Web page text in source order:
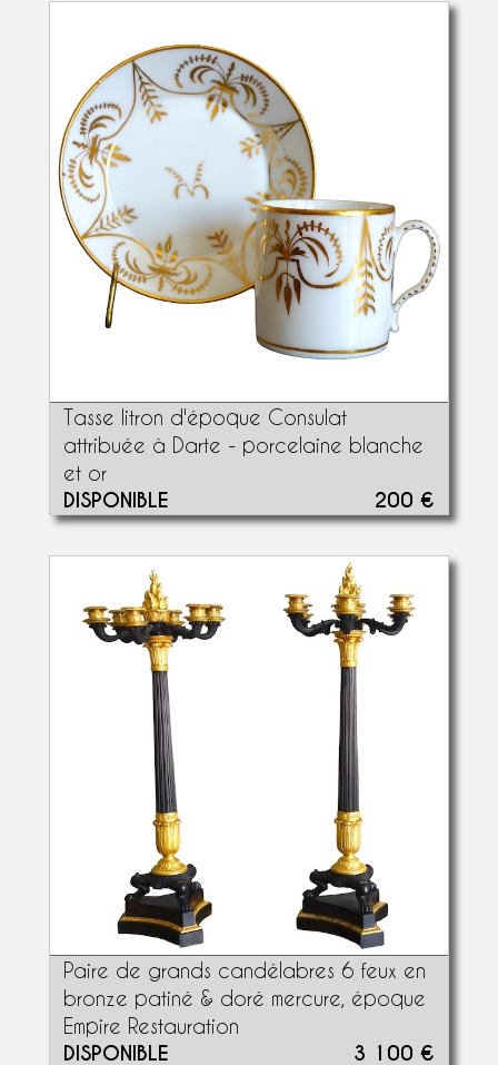
Tasse litron d'époque Consulat
attribuée à Darte - porcelaine blanche
et or
DISPONIBLE 200 €
Paire de grands candélabres 6 feux en
bronze patiné & doré mercure, époque
Empire Restauration
DISPONIBLE 3 100 €